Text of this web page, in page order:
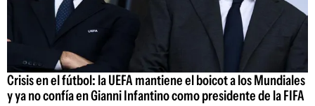
Crisis en el fútbol: la UEFA mantiene el boicot a los Mundiales
y ya no confía en Gianni Infantino como presidente de la FIFA